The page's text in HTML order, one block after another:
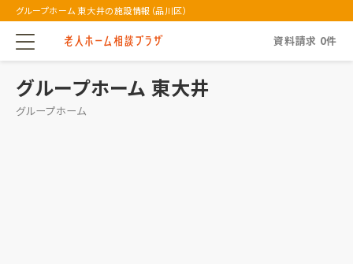
グループホーム 東大井の施設情報（品川区）
資料請求 0件
グループホーム 東大井
グループホーム